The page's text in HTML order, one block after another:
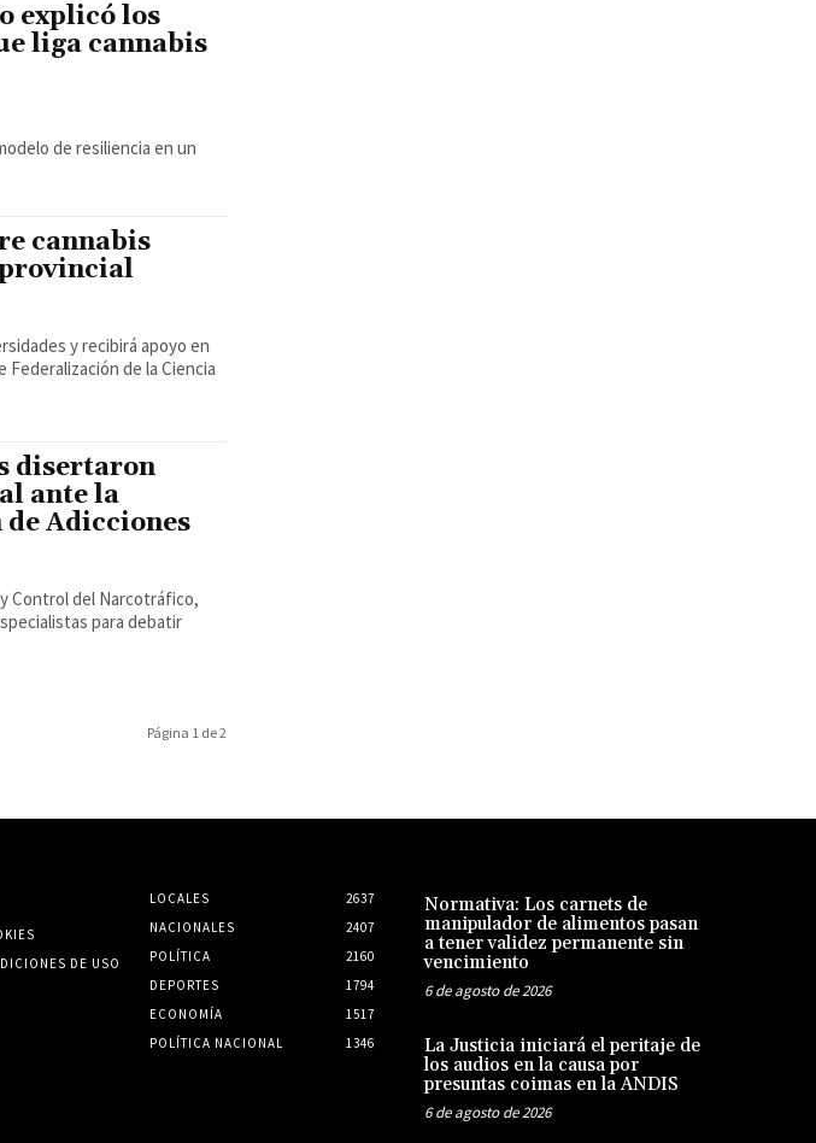
explicó los
liga cannabis
de resiliencia en un
cannabis
y recibirá apoyo en
de la Ciencia
disertaron
ante la
de Adicciones
Control del Narcotráfico,
para debatir
Página 1 de 2
DE USO
LOCALES
2637
NACIONALES
2407
POLÍTICA
2160
DEPORTES
1794
ECONOMÍA
1517
POLÍTICA NACIONAL
1346
Normativa: Los carnets de
manipulador de alimentos pasan
a tener validez permanente sin
vencimiento
6 de agosto de 2026
La Justicia iniciará el peritaje de
los audios en la causa por
presuntas coimas en la ANDIS
6 de agosto de 2026